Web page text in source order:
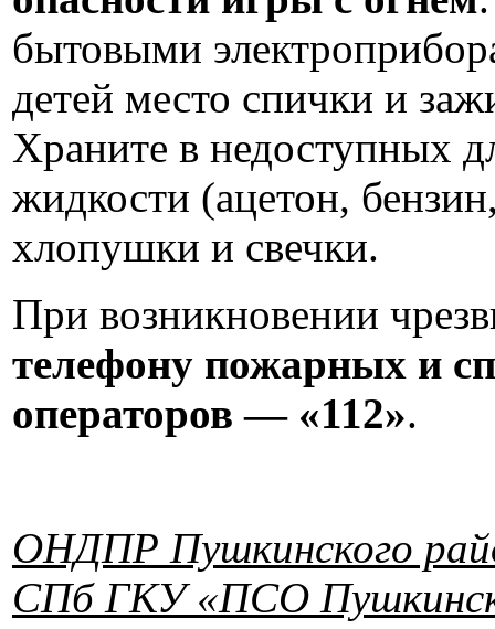
бытовыми
детей место спички и
Храните в недоступных
жидкости (ацетон,
хлопушки и свечки.
При возникновении
телефону пожарных и
операторов — «112».
ОНДПР Пушкинского
СПб ГКУ «ПСО